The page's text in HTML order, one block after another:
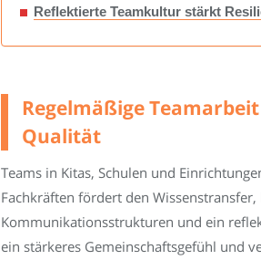
Reflektierte Teamkultur stärkt
Regelmäßige
Qualität
Teams in Kitas, Schulen und
Fachkräften fördert den
Kommunikationsstrukturen und ein
ein stärkeres Gemeinschaftsgefühl und